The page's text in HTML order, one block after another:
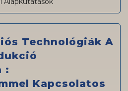
Technológiák A
:
Kapcsolatos